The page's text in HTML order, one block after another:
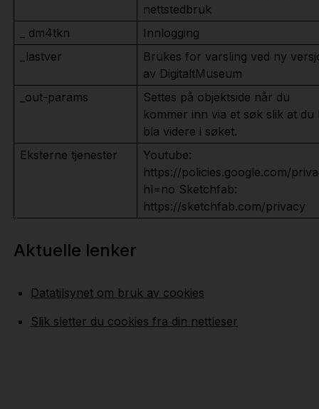
nettstedbruk
_ dm4tkn
Innlogging
_lastver
Brukes for varsling ved ny
av DigitaltMuseum
_out-params
Settes på objektside når du
kommer inn via et søk slik at du
bla videre i søket.
Eksterne tjenester
Youtube:
https://policies.google.com/
hl=no Sketchfab:
https://sketchfab.com/privacy
Aktuelle lenker
Datatilsynet om bruk av cookies
Slik sletter du cookies fra din nettleser